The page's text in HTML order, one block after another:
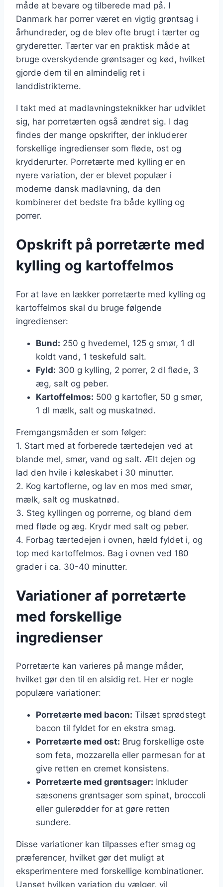
måde at bevare og tilberede mad på. I
Danmark har porrer været en vigtig grøntsag i
århundreder, og de blev ofte brugt i tærter og
gryderetter. Tærter var en praktisk måde at
bruge overskydende grøntsager og kød, hvilket
gjorde dem til en almindelig ret i
landdistrikterne.
I takt med at madlavningsteknikker har udviklet
sig, har porretærten også ændret sig. I dag
findes der mange opskrifter, der inkluderer
forskellige ingredienser som fløde, ost og
krydderurter. Porretærte med kylling er en
nyere variation, der er blevet populær i
moderne dansk madlavning, da den
kombinerer det bedste fra både kylling og
porrer.
Opskrift på porretærte med
kylling og kartoffelmos
For at lave en lækker porretærte med kylling og
kartoffelmos skal du bruge følgende
ingredienser:
Bund: 250 g hvedemel, 125 g smør, 1 dl
koldt vand, 1 teskefuld salt.
Fyld: 300 g kylling, 2 porrer, 2 dl fløde, 3
æg, salt og peber.
Kartoffelmos: 500 g kartofler, 50 g smør,
1 dl mælk, salt og muskatnød.
Fremgangsmåden er som følger:
1. Start med at forberede tærtedejen ved at
blande mel, smør, vand og salt. Ælt dejen og
lad den hvile i køleskabet i 30 minutter.
2. Kog kartoflerne, og lav en mos med smør,
mælk, salt og muskatnød.
3. Steg kyllingen og porrerne, og bland dem
med fløde og æg. Krydr med salt og peber.
4. Forbag tærtedejen i ovnen, hæld fyldet i, og
top med kartoffelmos. Bag i ovnen ved 180
grader i ca. 30-40 minutter.
Variationer af porretærte
med forskellige
ingredienser
Porretærte kan varieres på mange måder,
hvilket gør den til en alsidig ret. Her er nogle
populære variationer:
Porretærte med bacon: Tilsæt sprødstegt
bacon til fyldet for en ekstra smag.
Porretærte med ost: Brug forskellige oste
som feta, mozzarella eller parmesan for at
give retten en cremet konsistens.
Porretærte med grøntsager: Inkluder
sæsonens grøntsager som spinat, broccoli
eller gulerødder for at gøre retten
sundere.
Disse variationer kan tilpasses efter smag og
præferencer, hvilket gør det muligt at
eksperimentere med forskellige kombinationer.
Uanset hvilken variation du vælger, vil